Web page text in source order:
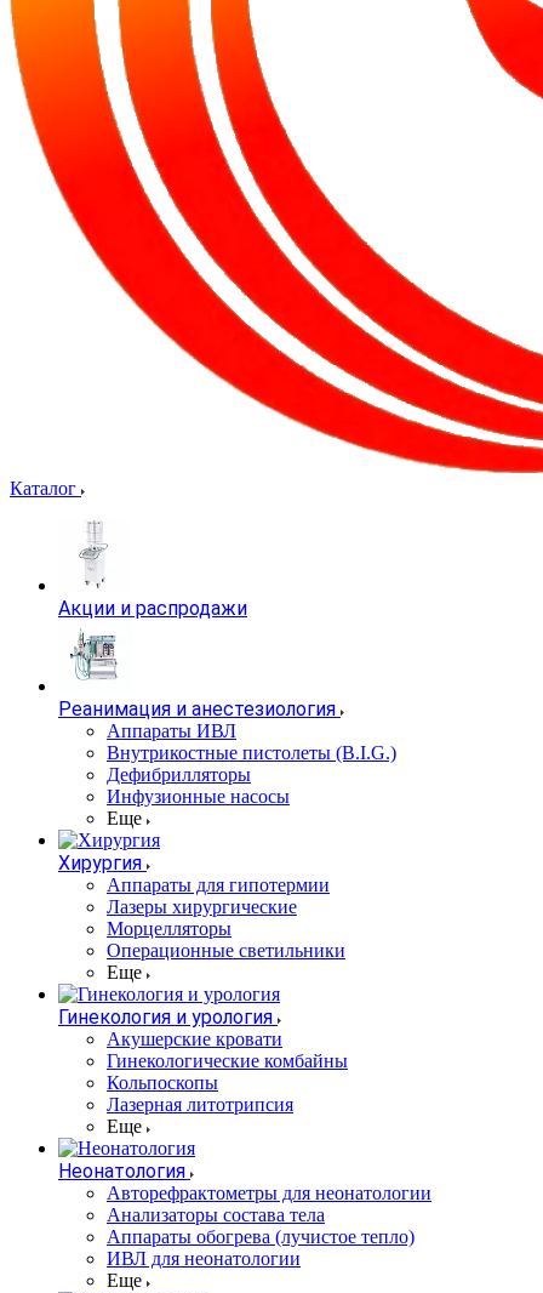
Каталог
Акции и распродажи
Реанимация и анестезиология
Аппараты ИВЛ
Внутрикостные пистолеты (B.I.G.)
Дефибрилляторы
Инфузионные насосы
Еще
Хирургия
Аппараты для гипотермии
Лазеры хирургические
Морцелляторы
Операционные светильники
Еще
Гинекология и урология
Акушерские кровати
Гинекологические комбайны
Кольпоскопы
Лазерная литотрипсия
Еще
Неонатология
Авторефрактометры для неонатологии
Анализаторы состава тела
Аппараты обогрева (лучистое тепло)
ИВЛ для неонатологии
Еще